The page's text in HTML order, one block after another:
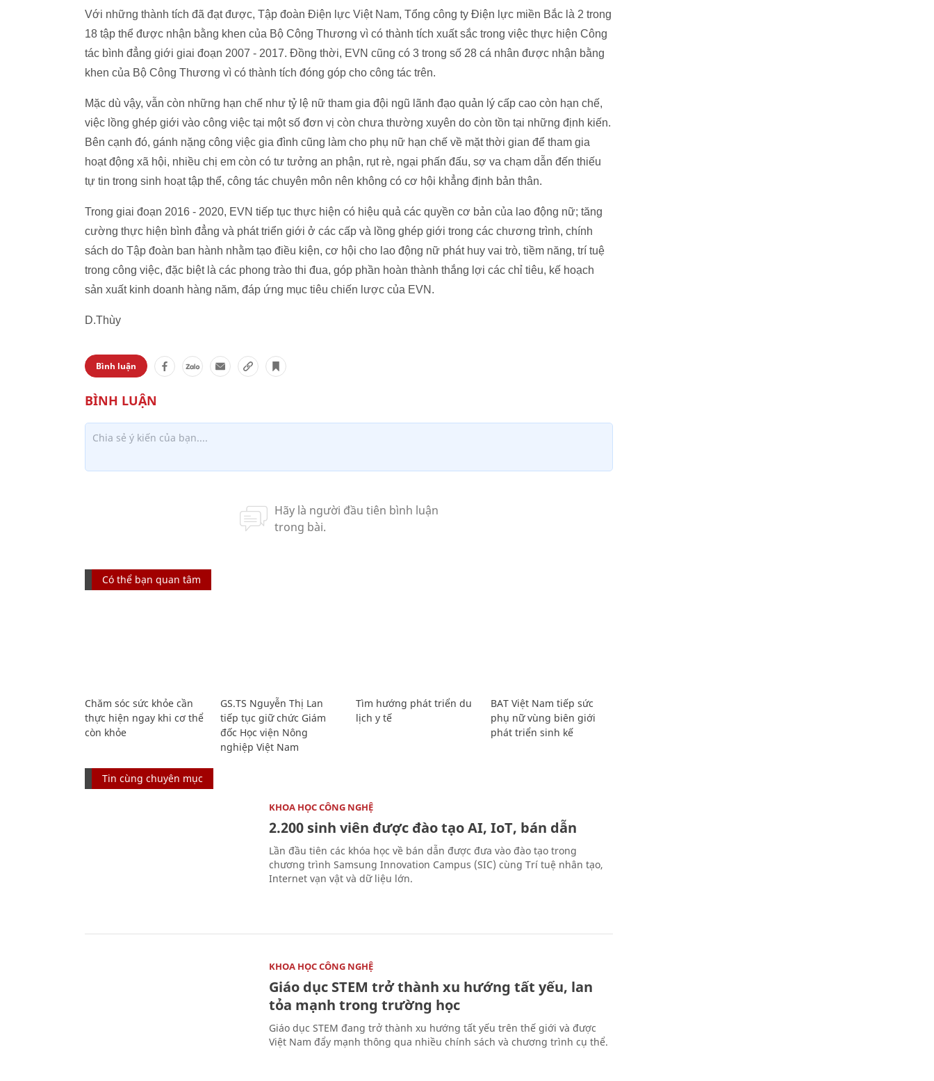
Với những thành tích đã đạt được, Tập đoàn Điện lực Việt Nam, Tổng công ty Điện lực miền Bắc là 2 trong
18 tập thể được nhận bằng khen của Bộ Công Thương vì có thành tích xuất sắc trong việc thực hiện Công
tác bình đẳng giới giai đoạn 2007 - 2017. Đồng thời, EVN cũng có 3 trong số 28 cá nhân được nhận bằng
khen của Bộ Công Thương vì có thành tích đóng góp cho công tác trên.
Mặc dù vậy, vẫn còn những hạn chế như tỷ lệ nữ tham gia đội ngũ lãnh đạo quản lý cấp cao còn hạn chế,
việc lồng ghép giới vào công việc tại một số đơn vị còn chưa thường xuyên do còn tồn tại những định kiến.
Bên cạnh đó, gánh nặng công việc gia đình cũng làm cho phụ nữ hạn chế về mặt thời gian để tham gia
hoạt động xã hội, nhiều chị em còn có tư tưởng an phận, rụt rè, ngại phấn đấu, sợ va chạm dẫn đến thiếu
tự tin trong sinh hoạt tập thể, công tác chuyên môn nên không có cơ hội khẳng định bản thân.
Trong giai đoạn 2016 - 2020, EVN tiếp tục thực hiện có hiệu quả các quyền cơ bản của lao động nữ; tăng
cường thực hiện bình đẳng và phát triển giới ở các cấp và lồng ghép giới trong các chương trình, chính
sách do Tập đoàn ban hành nhằm tạo điều kiện, cơ hội cho lao động nữ phát huy vai trò, tiềm năng, trí tuệ
trong công việc, đặc biệt là các phong trào thi đua, góp phần hoàn thành thắng lợi các chỉ tiêu, kế hoạch
sản xuất kinh doanh hàng năm, đáp ứng mục tiêu chiến lược của EVN.
D.Thùy
Bình luận
Có thể bạn quan tâm
Chăm sóc sức khỏe cần
thực hiện ngay khi cơ thể
còn khỏe
GS.TS Nguyễn Thị Lan
tiếp tục giữ chức Giám
đốc Học viện Nông
nghiệp Việt Nam
Tìm hướng phát triển du
lịch y tế
BAT Việt Nam tiếp sức
phụ nữ vùng biên giới
phát triển sinh kế
Tin cùng chuyên mục
KHOA HỌC CÔNG NGHỆ
2.200 sinh viên được đào tạo AI, IoT, bán dẫn
Lần đầu tiên các khóa học về bán dẫn được đưa vào đào tạo trong
chương trình Samsung Innovation Campus (SIC) cùng Trí tuệ nhân tạo,
Internet vạn vật và dữ liệu lớn.
KHOA HỌC CÔNG NGHỆ
Giáo dục STEM trở thành xu hướng tất yếu, lan
tỏa mạnh trong trường học
Giáo dục STEM đang trở thành xu hướng tất yếu trên thế giới và được
Việt Nam đẩy mạnh thông qua nhiều chính sách và chương trình cụ thể.